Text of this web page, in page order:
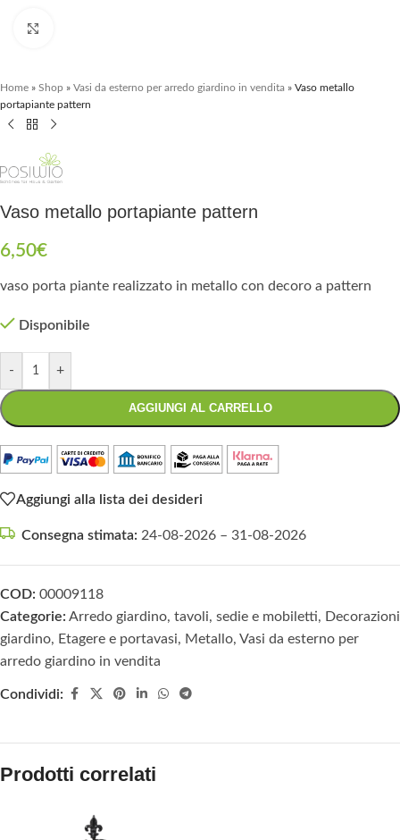
Home » Shop » Vasi da esterno per arredo giardino in vendita » Vaso metallo
portapiante pattern
Vaso metallo portapiante pattern
6,50€
vaso porta piante realizzato in metallo con decoro a pattern
Disponibile
- +
AGGIUNGI AL CARRELLO
Aggiungi alla lista dei desideri
Consegna stimata: 24-08-2026 – 31-08-2026
COD: 00009118
Categorie: Arredo giardino, tavoli, sedie e mobiletti, Decorazioni
giardino, Etagere e portavasi, Metallo, Vasi da esterno per
arredo giardino in vendita
Condividi:
Prodotti correlati